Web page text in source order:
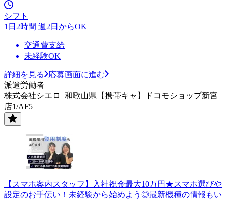
シフト
1日2時間 週2日からOK
交通費支給
未経験OK
詳細を見る
応募画面に進む
派遣労働者
株式会社シエロ_和歌山県【携帯キャ】ドコモショップ新宮
店1/AF5
【スマホ案内スタッフ】入社祝金最大10万円★スマホ選びや
設定のお手伝い！未経験から始めよう◎最新機種の情報もい